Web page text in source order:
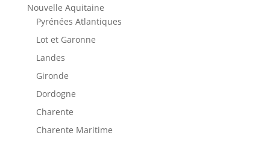
Nouvelle Aquitaine
Pyrénées Atlantiques
Lot et Garonne
Landes
Gironde
Dordogne
Charente
Charente Maritime